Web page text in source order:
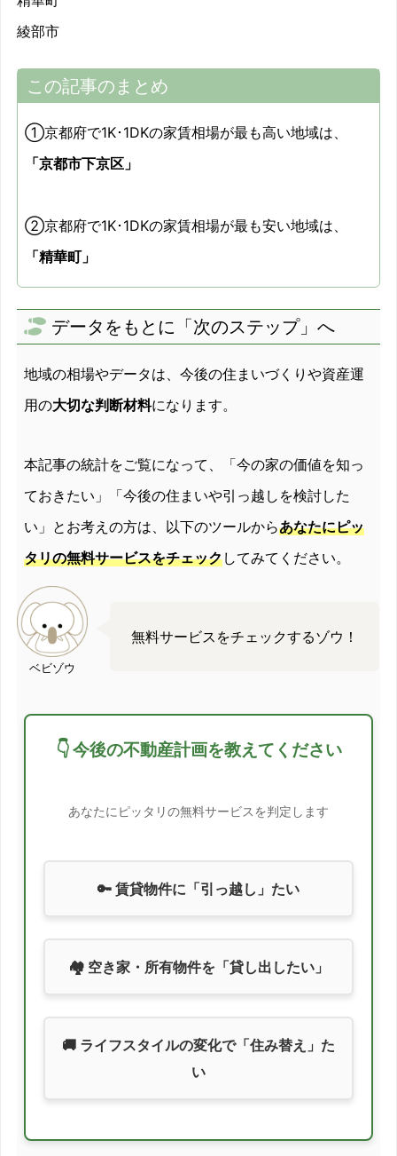
綾部市
この記事のまとめ
①京都府で1K･1DKの家賃相場が最も高い地域は、
「京都市下京区」
②京都府で1K･1DKの家賃相場が最も安い地域は、
「精華町」
データをもとに「次のステップ」へ
地域の相場やデータは、今後の住まいづくりや資産運
用の大切な判断材料になります。
本記事の統計をご覧になって、「今の家の価値を知っ
ておきたい」「今後の住まいや引っ越しを検討した
い」とお考えの方は、以下のツールからあなたにピッ
タリの無料サービスをチェックしてみてください。
ベビゾウ
無料サービスをチェックするゾウ！
👇 今後の不動産計画を教えてください
あなたにピッタリの無料サービスを判定します
🔑 賃貸物件に「引っ越し」たい
🏘️ 空き家・所有物件を「貸し出したい」
🚚 ライフスタイルの変化で「住み替え」た
い